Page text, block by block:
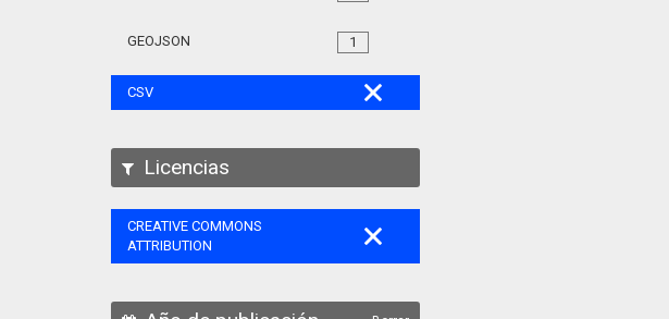
1
GEOJSON
CSV
Licencias
CREATIVE COMMONS
ATTRIBUTION